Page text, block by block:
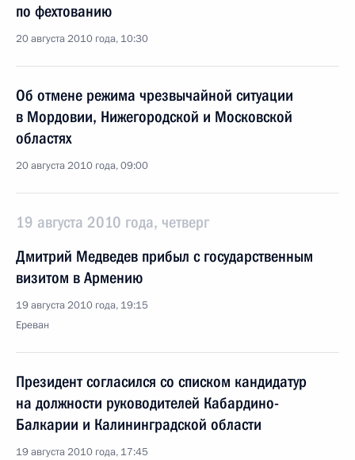
по фехтованию
20 августа 2010 года, 10:30
Об отмене режима чрезвычайной ситуации
в Мордовии, Нижегородской и Московской
областях
20 августа 2010 года, 09:00
19 августа 2010 года, четверг
Дмитрий Медведев прибыл с государственным
визитом в Армению
19 августа 2010 года, 19:15
Ереван
Президент согласился со списком кандидатур
на должности руководителей Кабардино-
Балкарии и Калининградской области
19 августа 2010 года, 17:45